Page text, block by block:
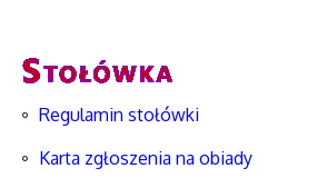
Regulamin stołówki
Karta zgłoszenia na obiady